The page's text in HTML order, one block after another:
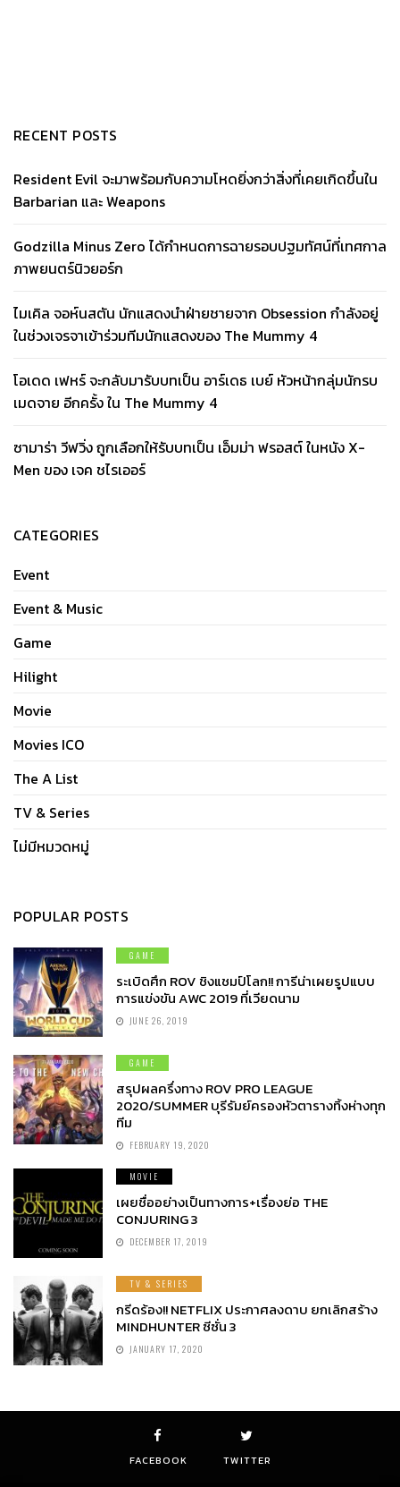
RECENT POSTS
Resident Evil จะมาพร้อมกับความโหดยิ่งกว่าสิ่งที่เคยเกิดขึ้นใน
Barbarian และ Weapons
Godzilla Minus Zero ได้กำหนดการฉายรอบปฐมทัศน์ที่เทศกาล
ภาพยนตร์นิวยอร์ก
ไมเคิล จอห์นสตัน นักแสดงนำฝ่ายชายจาก Obsession กำลังอยู่
ในช่วงเจรจาเข้าร่วมทีมนักแสดงของ The Mummy 4
โอเดด เฟหร์ จะกลับมารับบทเป็น อาร์เดธ เบย์ หัวหน้ากลุ่มนักรบ
เมดจาย อีกครั้ง ใน The Mummy 4
ซามาร่า วีฟวิ่ง ถูกเลือกให้รับบทเป็น เอ็มม่า ฟรอสต์ ในหนัง X-
Men ของ เจค ชไรเออร์
CATEGORIES
Event
Event & Music
Game
Hilight
Movie
Movies ICO
The A List
TV & Series
ไม่มีหมวดหมู่
POPULAR POSTS
GAME
ระเบิดศึก ROV ชิงแชมป์โลก!! การีน่าเผยรูปแบบ
การแข่งขัน AWC 2019 ที่เวียดนาม
JUNE 26, 2019
GAME
สรุปผลครึ่งทาง ROV PRO LEAGUE
2020/SUMMER บุรีรัมย์ครองหัวตารางทิ้งห่างทุก
ทีม
FEBRUARY 19, 2020
MOVIE
เผยชื่ออย่างเป็นทางการ+เรื่องย่อ THE
CONJURING 3
DECEMBER 17, 2019
TV & SERIES
กรีดร้อง!! NETFLIX ประกาศลงดาบ ยกเลิกสร้าง
MINDHUNTER ซีซั่น 3
JANUARY 17, 2020
FACEBOOK TWITTER